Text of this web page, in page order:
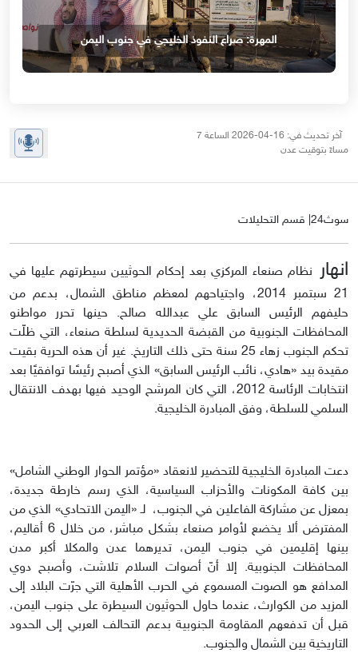
المهرة: صراع النفوذ الخليجي في جنوب اليمن
آخر تحديث في: 16-04-2026 الساعة 7
مساءً بتوقيت عدن
سوث24| قسم التحليلات
انهار
نظام صنعاء المركزي بعد إحكام الحوثيين سيطرتهم عليها في
21 سبتمبر 2014، واجتياحهم لمعظم مناطق الشمال، بدعم من
حليفهم الرئيس السابق علي عبدالله صالح. حينها تحرر مواطنو
المحافظات الجنوبية من القبضة الحديدية لسلطة صنعاء، التي ظلّت
تحكم الجنوب زهاء 25 سنة حتى ذلك التاريخ. غير أن هذه الحرية بقيت
مقيدة بيد «هادي، نائب الرئيس السابق» الذي أصبح رئيسًا توافقيًا بعد
انتخابات الرئاسة 2012، التي كان المرشح الوحيد فيها بهدف الانتقال
السلمي للسلطة، وفق المبادرة الخليجية.
دعت المبادرة الخليجية للتحضير لانعقاد «مؤتمر الحوار الوطني الشامل»
بين كافة المكونات والأحزاب السياسية، الذي رسم خارطة جديدة،
بمعزل عن مشاركة الفاعلين في الجنوب، لـ «اليمن الاتحادي» الذي من
المفترض ألا يخضع لأوامر صنعاء بشكل مباشر، من خلال 6 أقاليم،
بينها إقليمين في جنوب اليمن، تديرهما عدن والمكلا أكبر مدن
المحافظات الجنوبية. إلا أنّ أصوات السلام تلاشت، وأصبح دوي
المدافع هو الصوت المسموع في الحرب الأهلية التي جرّت البلاد إلى
المزيد من الكوارث، عندما حاول الحوثيون السيطرة على جنوب اليمن،
قبل أن تدفعهم المقاومة الجنوبية بدعم التحالف العربي إلى الحدود
التاريخية بين الشمال والجنوب.